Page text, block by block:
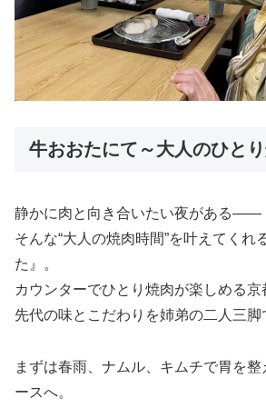
牛おおたにて～大人のひと
静かに肉と向き合いたい夜がある――
そんな“大人の焼肉時間”を叶えてくれ
た』。
カウンターでひとり焼肉が楽しめる京
先代の味とこだわりを姉弟の二人三脚
まずは春雨、ナムル、キムチで胃を
ースへ。